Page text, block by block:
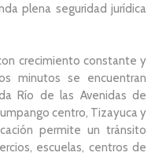
plena seguridad jurídica
crecimiento constante y
minutos se encuentran
Río de las Avenidas de
centro, Tizayuca y
permite un tránsito
escuelas, centros de